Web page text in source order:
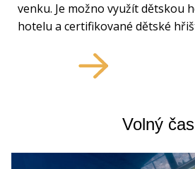
venku. Je možno využít dětskou
hotelu a certifikované dětské
Volný čas